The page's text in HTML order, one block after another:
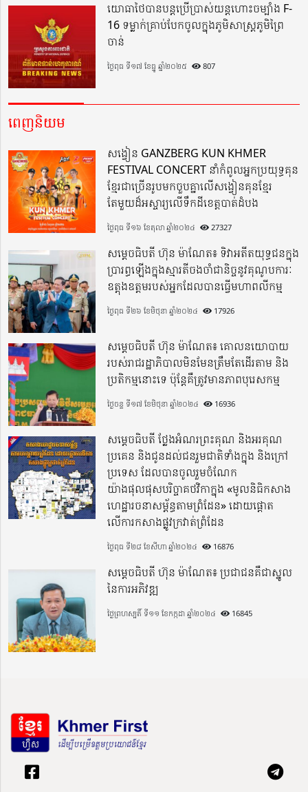
យោធាថៃបានបន្តប្រើប្រាស់យន្តហោះចម្បាំង F-
16 ទម្លាក់គ្រាប់បែកចូលក្នុងភូមិសាស្ត្រភូមិព្រៃ
ចាន់
ថ្ងៃពុធ ទី១៧ ខែធ្នូ ឆ្នាំ២០២៥ 807
ពេញនិយម
សង្វៀន GANZBERG KUN KHMER
FESTIVAL CONCERT នាំកំពូលអ្នកប្រយុទ្ធគុន
ខ្មែរជាច្រើនរូបមកចួបគ្នាលើសង្វៀនគុនខ្មែរ
តែមួយដ៏អស្ចារ្យលើទឹកដីខេត្តបាត់ដំបង
ថ្ងៃពុធ ទី១៦ ខែតុលា ឆ្នាំ២០២៤ 27327
សម្តេចធិបតី ហ៊ុន ម៉ាណែត៖ ទិវាអតីតយុទ្ធជនក្នុង
ប្រារព្ធឡើងក្នុងស្មារតីចងចាំជានិច្ចនូវគុណូបការៈ
ឧត្តុងឧត្តមរបស់អ្នកដែលបានធ្វើមហាពលីកម្ម
ថ្ងៃពុធ ទី២៦ ខែមិថុនា ឆ្នាំ២០២៤ 17926
សម្តេចធិបតី ហ៊ុន ម៉ាណែត៖ គោលនយោបាយ
របស់រាជរដ្ឋាភិបាលមិនមែនត្រឹមតែដើរតាម និង
ប្រតិកម្មនោះទេ ប៉ុន្តែគឺត្រូវមានភាពបុរេសកម្ម
ថ្ងៃចន្ទ ទី១៧ ខែមិថុនា ឆ្នាំ២០២៤ 16936
សម្តេចធិបតី ថ្លែងអំណរព្រះគុណ និងអរគុណ
ប្រគេន និងជូនដល់ជនរួមជាតិទាំងក្នុង​ និងក្រៅ
ប្រទេស​ ដែលបានចូលរួមចំណែក
យ៉ាងផុលផុសបរិច្ចាគថវិកាក្នុង «មូលនិធិកសាង
ហេដ្ឋារចនាសម្ព័ន្ធតាមព្រំដែន» ដោយផ្ដោត
លើការកសាងផ្លូវក្រវាត់ព្រំដែន
ថ្ងៃពុធ ទី២៨ ខែសីហា ឆ្នាំ២០២៤ 16876
សម្តេចធិបតី ហ៊ុន ម៉ាណែត៖ ប្រជាជនគឺជាស្នូល
នៃការអភិវឌ្ឍ
ថ្ងៃព្រហស្បតិ៍ ទី១១ ខែកក្កដា ឆ្នាំ២០២៤ 16845